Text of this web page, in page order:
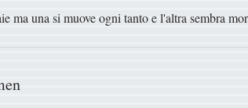
ma una si muove ogni tanto e l'altra sembra